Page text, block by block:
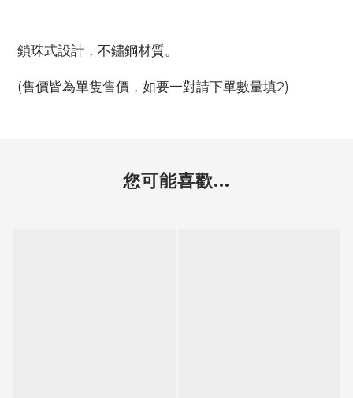
鎖珠式設計，不鏽鋼材質。
(售價皆為單隻售價，如要一對請下單數量填2)
您可能喜歡...